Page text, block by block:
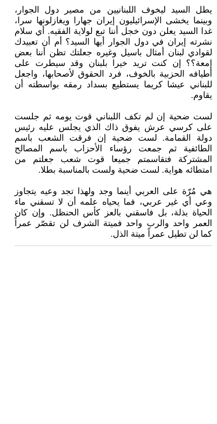
يطل السيد ليخوف اللبنانيين من مصير دول الجوار،
وبينما يخشى الإسرائيليون إيران جهارا ويغازلونها سرا،
غدا السيد يعلن دون خجل أننا تبع لولاية الفقيه. أي سلام
نشرته إيران في دول الجوار أيها السيد؟ أم أن تعبيدك
لقوادي لبنان أمثال باسيل وغيره جعلتك تظن أننا بعض
إمعة؟؟ إن كنت تريد خيرا بلبنان وقد سيطرت على
أطيافه الحزبية بالخوف، فرد الحقوق لأصحابها، واجعل
للبناني عيشا كريما يستطيع بسداد رمقه بواسطته أن
يقاوم.
لست ضحية إن لم تكف اللبناني قوت يومه ثم جلست
على كرسي عرش يفوق ذاك الذي يجلس عليه رئيس
دولة القمامة. لست ضحية إن فرقت الشعب باسم
الطائفية ثم جمعت رؤساء الأحزاب باسم المصالح
المشتركة فتقاسمتم جميعا قوت شعب جعلتم من
امتطائه هواية. لست ضحية ولست بالمناسبة بطلا.
هي مُرّة على العربي أينما وجد ولهذا تجد وعيه يتجاوز
وعي أي غير عربي، فما يحياه علمه أن لا تسقني ماء
الحياة بذلة، بل فاسقني بالعز كأس الحنظل. وإن كان
العمر واحد والرب واحد فميتة الشرف لن تقصّر عمراً
كما لن تطيل عمراً ميتة الذل.